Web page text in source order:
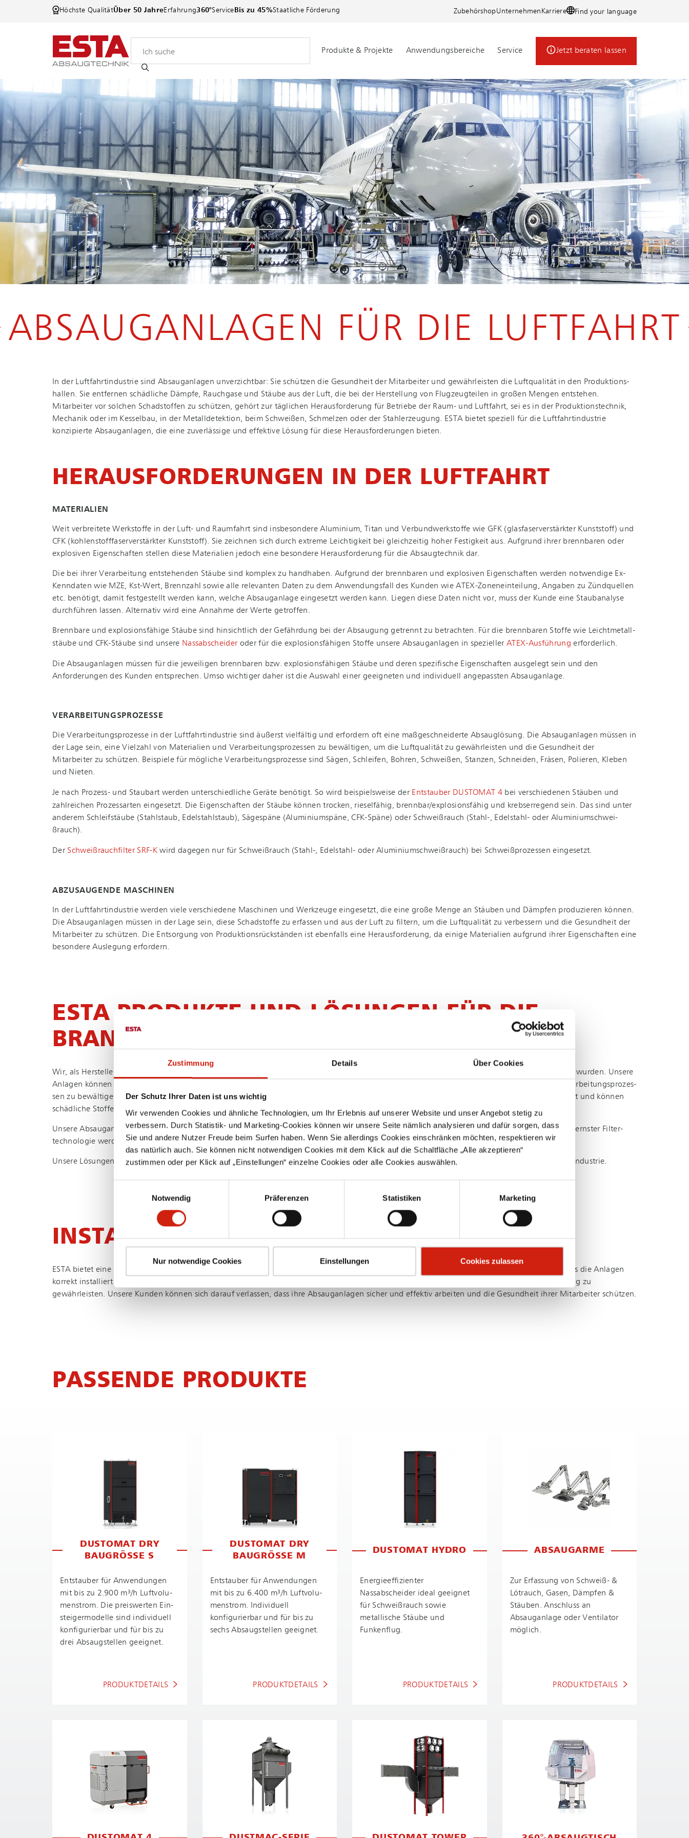
Zustimmung Details Über Cookies
Der Schutz Ihrer Daten ist uns wichtig
Wir verwenden Cookies und ähnliche Technologien, um Ihr Erlebnis auf unserer Website und unser Angebot stetig zu
verbessern. Durch Statistik- und Marketing-Cookies können wir unsere Seite nämlich analysieren und dafür sorgen, dass
Sie und andere Nutzer Freude beim Surfen haben. Wenn Sie allerdings Cookies einschränken möchten, respektieren wir
das natürlich auch. Sie können nicht notwendigen Cookies mit dem Klick auf die Schaltfläche „Alle akzeptieren“
zustimmen oder per Klick auf „Einstellungen“ einzelne Cookies oder alle Cookies auswählen.
Notwendig
Präferenzen Statistiken Marketing
Nur notwendige Cookies Einstellungen Cookies zulassen
Höchste QualitätÜber 50 JahreErfahrung360°Service Bis zu 45%Staatliche Förderung ZubehörshopUnternehmen Karriere Find your language
Produkte & Projekte Anwendungsbereiche Service Jetzt beraten lassen
ABSAUGANLAGEN FÜR DIE LUFTFAHRT
In der Luft­fahrt­in­dus­trie sind Absauganlagen unverzichtbar: Sie schützen die Gesundheit der Mitarbeiter und gewährleisten die Luftqualität in den Pro­duk­ti­ons­
hal­len. Sie entfernen schädliche Dämpfe, Rauchgase und Stäube aus der Luft, die bei der Herstellung von Flugzeugteilen in großen Mengen entstehen.
Mitarbeiter vor solchen Schadstoffen zu schützen, gehört zur täglichen Herausforderung für Betriebe der Raum- und Luftfahrt, sei es in der Pro­duk­ti­ons­tech­nik,
Mechanik oder im Kesselbau, in der Metalldetektion, beim Schweißen, Schmelzen oder der Stahlerzeugung. ESTA bietet speziell für die Luft­fahrt­in­dus­trie
konzipierte Absauganlagen, die eine zuverlässige und effektive Lösung für diese Her­aus­for­de­run­gen bieten.
HER­AUS­FOR­DE­RUN­GEN IN DER LUFTFAHRT
MATERIALIEN
Weit verbreitete Werkstoffe in der Luft- und Raumfahrt sind insbesondere Aluminium, Titan und Ver­bund­werk­stof­fe wie GFK (glas­fa­ser­ver­stärk­ter Kunststoff) und
CFK (koh­len­stoff­fa­ser­ver­stärk­ter Kunststoff). Sie zeichnen sich durch extreme Leichtigkeit bei gleichzeitig hoher Festigkeit aus. Aufgrund ihrer brennbaren oder
explosiven Eigenschaften stellen diese Materialien jedoch eine besondere Herausforderung für die Absaugtechnik dar.
Die bei ihrer Verarbeitung entstehenden Stäube sind komplex zu handhaben. Aufgrund der brennbaren und explosiven Eigenschaften werden notwendige Ex-
Kenndaten wie MZE, Kst-Wert, Brennzahl sowie alle relevanten Daten zu dem Anwendungsfall des Kunden wie ATEX-Zo­nen­ein­tei­lung, Angaben zu Zündquellen
etc. benötigt, damit festgestellt werden kann, welche Absauganlage eingesetzt werden kann. Liegen diese Daten nicht vor, muss der Kunde eine Staubanalyse
durchführen lassen. Alternativ wird eine Annahme der Werte getroffen.
Brennbare und ex­plo­si­ons­fä­hi­ge Stäube sind hinsichtlich der Gefährdung bei der Absaugung getrennt zu betrachten. Für die brennbaren Stoffe wie Leicht­me­tall­
stäu­be und CFK-Stäube sind unsere Nassabscheideroder für die ex­plo­si­ons­fä­hi­gen Stoffe unsere Absauganlagen in speziellerATEX-Ausführung erforderlich.
Die Absauganlagen müssen für die jeweiligen brennbaren bzw. ex­plo­si­ons­fä­hi­gen Stäube und deren spezifische Eigenschaften ausgelegt sein und den
Anforderungen des Kunden entsprechen. Umso wichtiger daher ist die Auswahl einer geeigneten und individuell angepassten Absauganlage.
VERARBEITUNGSPROZESSE
Die Ver­ar­bei­tungs­pro­zes­se in der Luft­fahrt­in­dus­trie sind äußerst vielfältig und erfordern oft eine ma­ß­ge­schnei­der­te Absauglösung. Die Absauganlagen müssen in
der Lage sein, eine Vielzahl von Materialien und Ver­ar­bei­tungs­pro­zes­sen zu bewältigen, um die Luftqualität zu gewährleisten und die Gesundheit der
Mitarbeiter zu schützen. Beispiele für mögliche Ver­ar­bei­tungs­pro­zes­se sind Sägen, Schleifen, Bohren, Schweißen, Stanzen, Schneiden, Fräsen, Polieren, Kleben
und Nieten.
Je nach Prozess- und Staubart werden un­ter­schied­li­che Geräte benötigt. So wird beispielsweise der Entstauber DUSTOMAT 4 bei verschiedenen Stäuben und
zahlreichen Prozessarten eingesetzt. Die Eigenschaften der Stäube können trocken, rieselfähig, brennbar/explosionsfähig und krebserregend sein. Das sind unter
anderem Schleifstäube (Stahlstaub, Edelstahlstaub), Sägespäne (Aluminiumspäne, CFK-Späne) oder Schweißrauch (Stahl-, Edelstahl- oder Alu­mi­ni­um­schwei­
ßrauch).
Der Schwei­ßrauch­fil­ter SRF-Kwird dagegen nur für Schweißrauch (Stahl-, Edelstahl- oder Alu­mi­ni­um­schwei­ßrauch) bei Schwei­ß­pro­zes­sen eingesetzt.
ABZUSAUGENDE MASCHINEN
In der Luft­fahrt­in­dus­trie werden viele verschiedene Maschinen und Werkzeuge eingesetzt, die eine große Menge an Stäuben und Dämpfen produzieren können.
Die Absauganlagen müssen in der Lage sein, diese Schadstoffe zu erfassen und aus der Luft zu filtern, um die Luftqualität zu verbessern und die Gesundheit der
Mitarbeiter zu schützen. Die Entsorgung von Pro­duk­ti­ons­rück­stän­den ist ebenfalls eine Herausforderung, da einige Materialien aufgrund ihrer Eigenschaften eine
besondere Auslegung erfordern.
ESTA PRODUKTE UND LÖSUNGEN FÜR DIE
BRANCHE LUFTFAHRT
Wir, als Hersteller industrieller Absaugtechnik, bieten Absauganlagen, die speziell für die Her­aus­for­de­run­gen in der Luft­fahrt­in­dus­trie entwickelt wurden. Unsere
Anlagen können an die spezifischen Bedürfnisse unserer Kunden angepasst werden und sind in der Lage, eine Vielzahl von Materialien und Ver­ar­bei­tungs­pro­zes­
sen zu bewältigen und un­ter­schied­li­che Partikelgrößen und -formen abzusaugen. Die Anlagen sind mit modernster Fil­ter­tech­no­lo­gie ausgestattet und können
schädliche Stoffe effektiv aus der Luft entfernen, um die Luftqualität in den Pro­duk­ti­ons­hal­len zu verbessern.
Unsere Absauganlagen sind sowohl für den Einsatz in kleinen Werkstätten als auch in großen Fer­ti­gungs­hal­len geeignet. Durch den Einsatz modernster Fil­ter­
tech­no­lo­gie werden schädliche Partikel und Stoffe zuverlässig aus der Luft gefiltert.
Unsere Lösungen sind langlebig und wartungsarm und bieten eine zuverlässige und effektive Lösung für die Her­aus­for­de­run­gen in der Luft­fahrt­in­dus­trie.
INSTALLATION UND SERVICE
ESTA bietet eine umfassende Installation und War­tungs­dienst­leis­tung für unsere Absauganlagen. Unsere erfahrenen Techniker sorgen dafür, dass die Anlagen
korrekt installiert und in Betrieb genommen werden und bieten regelmäßige Wartung und Reinigung, um eine zuverlässige und effektive Leistung zu
gewährleisten. Unsere Kunden können sich darauf verlassen, dass ihre Absauganlagen sicher und effektiv arbeiten und die Gesundheit ihrer Mitarbeiter schützen.
PASSENDE PRODUKTE
DUSTOMAT DRY
BAUGRÖSSE S
Entstauber für Anwendungen
mit bis zu 2.900 m³/h Luft­vo­lu­
men­strom. Die preiswerten Ein­
stei­ger­mo­del­le sind individuell
konfigurierbar und für bis zu
drei Absaugstellen geeignet.
PRODUKTDETAILS
DUSTOMAT DRY
BAUGRÖSSE M
Entstauber für Anwendungen
mit bis zu 6.400 m³/h Luft­vo­lu­
men­strom. Individuell
konfigurierbar und für bis zu
sechs Absaugstellen geeignet.
PRODUKTDETAILS
DUSTOMAT HYDRO
En­er­gie­ef­fi­zi­en­ter
Nassabscheider ideal geeignet
für Schweißrauch sowie
metallische Stäube und
Funkenflug.
PRODUKTDETAILS
ABSAUGARME
Zur Erfassung von Schweiß- &
Lötrauch, Gasen, Dämpfen &
Stäuben. Anschluss an
Absauganlage oder Ventilator
möglich.
PRODUKTDETAILS